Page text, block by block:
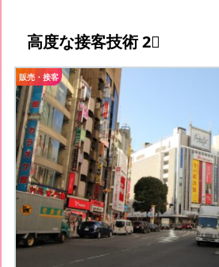
高度な接客技術 2⃣
販売・接客